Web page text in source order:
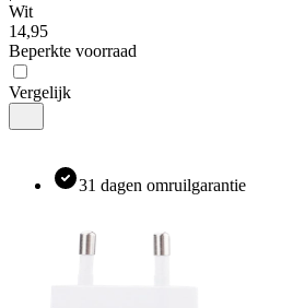
Wit
14,95
Beperkte voorraad
Vergelijk
31 dagen omruilgarantie